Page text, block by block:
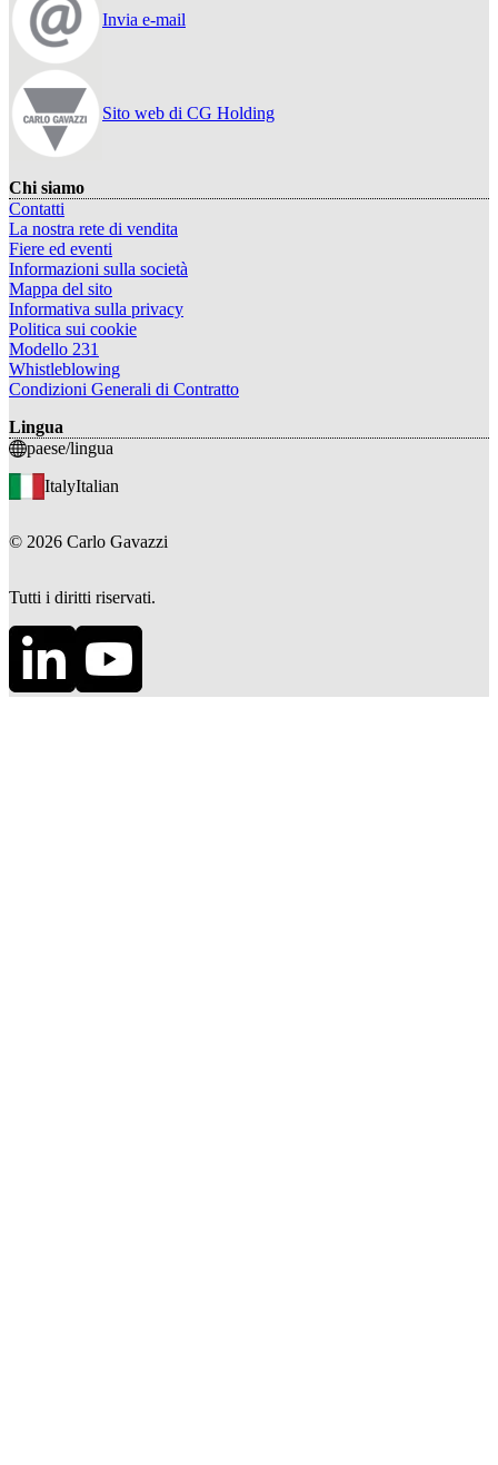
Invia e-mail
Sito web di CG Holding
Chi siamo
Contatti
La nostra rete di vendita
Fiere ed eventi
Informazioni sulla società
Mappa del sito
Informativa sulla privacy
Politica sui cookie
Modello 231
Whistleblowing
Condizioni Generali di Contratto
Lingua
paese/lingua
ItalyItalian
© 2026 Carlo Gavazzi
Tutti i diritti riservati.